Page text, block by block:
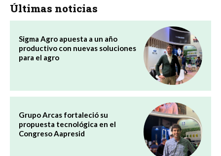
Últimas noticias
Sigma Agro apuesta a un año
productivo con nuevas soluciones
para el agro
Grupo Arcas fortaleció su
propuesta tecnológica en el
Congreso Aapresid